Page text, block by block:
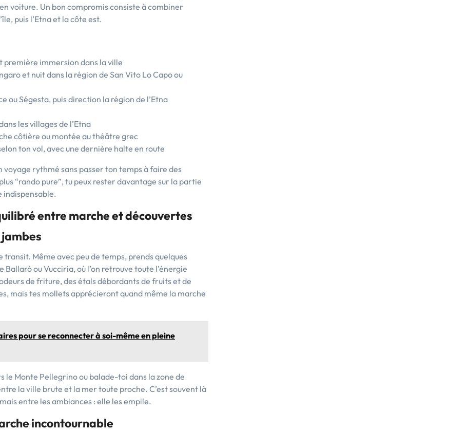
voiture. Un bon compromis consiste à combiner
puis l’Etna et la côte est.
immersion dans la ville
et nuit dans la région de San Vito Lo Capo ou
ou Ségesta, puis direction la région de l’Etna
les villages de l’Etna
côtière ou montée au théâtre grec
ton vol, avec une dernière halte en route
rythmé sans passer ton temps à faire des
“rando pure”, tu peux rester davantage sur la partie
indispensable.
entre marche et découvertes
Même avec peu de temps, prends quelques
ou Vucciria, où l’on retrouve toute l’énergie
de friture, des étals débordants de fruits et de
mais tes mollets apprécieront quand même la marche
pour se reconnecter à soi-même en pleine
le Monte Pellegrino ou balade-toi dans la zone de
la ville brute et la mer toute proche. C’est souvent là
entre les ambiances : elle les empile.
incontournable